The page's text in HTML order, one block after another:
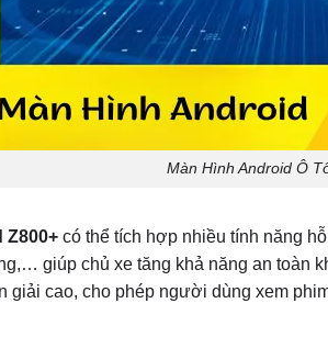
Màn Hình Android Ô
Z800+có thể tích hợp nhiều tính năng
giúp chủ xe tăng khả năng an toàn
giải cao, cho phép người dùng xem